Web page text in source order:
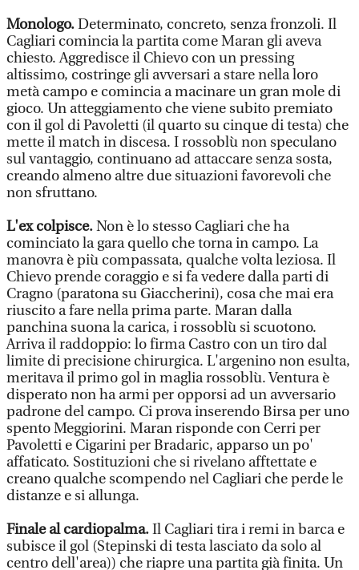
Monologo.Determinato, concreto, senza fronzoli. Il
Cagliari comincia la partita come Maran gli aveva
chiesto. Aggredisce il Chievo con un pressing
altissimo, costringe gli avversari a stare nella loro
metà campo e comincia a macinare un gran mole di
gioco. Un atteggiamento che viene subito premiato
con il gol di Pavoletti (il quarto su cinque di testa) che
mette il match in discesa. I rossoblù non speculano
sul vantaggio, continuano ad attaccare senza sosta,
creando almeno altre due situazioni favorevoli che
non sfruttano.
L'ex colpisce.Non è lo stesso Cagliari che ha
cominciato la gara quello che torna in campo. La
manovra è più compassata, qualche volta leziosa. Il
Chievo prende coraggio e si fa vedere dalla parti di
Cragno (paratona su Giaccherini), cosa che mai era
riuscito a fare nella prima parte. Maran dalla
panchina suona la carica, i rossoblù si scuotono.
Arriva il raddoppio: lo firma Castro con un tiro dal
limite di precisione chirurgica. L'argenino non esulta,
meritava il primo gol in maglia rossoblù. Ventura è
disperato non ha armi per opporsi ad un avversario
padrone del campo. Ci prova inserendo Birsa per uno
spento Meggiorini. Maran risponde con Cerri per
Pavoletti e Cigarini per Bradaric, apparso un po'
affaticato. Sostituzioni che si rivelano afftettate e
creano qualche scompendo nel Cagliari che perde le
distanze e si allunga.
Finale al cardiopalma.Il Cagliari tira i remi in barca e
subisce il gol (Stepinski di testa lasciato da solo al
centro dell'area)) che riapre una partita già finita. Un